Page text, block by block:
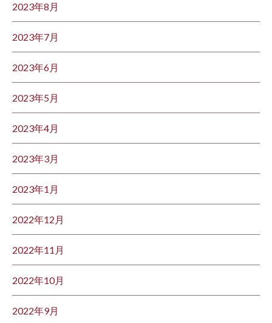
2023年8月
2023年7月
2023年6月
2023年5月
2023年4月
2023年3月
2023年1月
2022年12月
2022年11月
2022年10月
2022年9月